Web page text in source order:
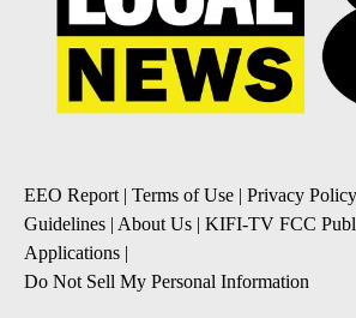
EEO Report | Terms of Use | Privacy Policy
Guidelines | About Us | KIFI-TV FCC
Applications |
Do Not Sell My Personal Information